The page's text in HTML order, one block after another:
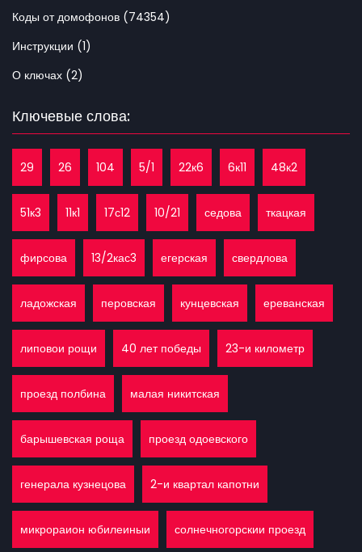
Коды от домофонов (74354)
Инструкции (1)
О ключах (2)
Ключевые слова:
29 26 104 5/1 22к6 6к11 48к2
51к3 11к1 17с12 10/21 седова ткацкая
фирсова 13/2кас3 егерская свердлова
ладожская перовская кунцевская ереванская
липовои рощи 40 лет победы 23-и километр
проезд полбина малая никитская
барышевская роща проезд одоевского
генерала кузнецова 2-и квартал капотни
микрораион юбилеиныи солнечногорскии проезд